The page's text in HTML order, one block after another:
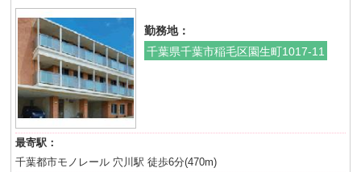
勤務地：
千葉県千葉市稲毛区園生町1017-11
最寄駅：
千葉都市モノレール 穴川駅 徒歩6分(470m)